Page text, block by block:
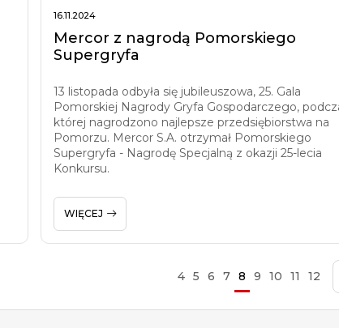
16.11.2024
Mercor z nagrodą Pomorskiego
Supergryfa
13 listopada odbyła się jubileuszowa, 25. Gala
Pomorskiej Nagrody Gryfa Gospodarczego,
której nagrodzono najlepsze przedsiębiorstwa na
Pomorzu. Mercor S.A. otrzymał Pomorskiego
Supergryfa - Nagrodę Specjalną z okazji 25-lecia
Konkursu.
WIĘCEJ
4 5 6 7 8 9 10 11 12